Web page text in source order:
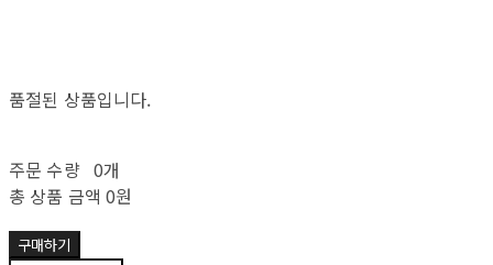
품절된 상품입니다.
주문 수량 0개
총 상품 금액 0원
구매하기